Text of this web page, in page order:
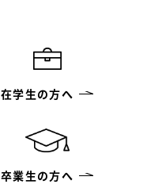
在学生の方へ
卒業生の方へ